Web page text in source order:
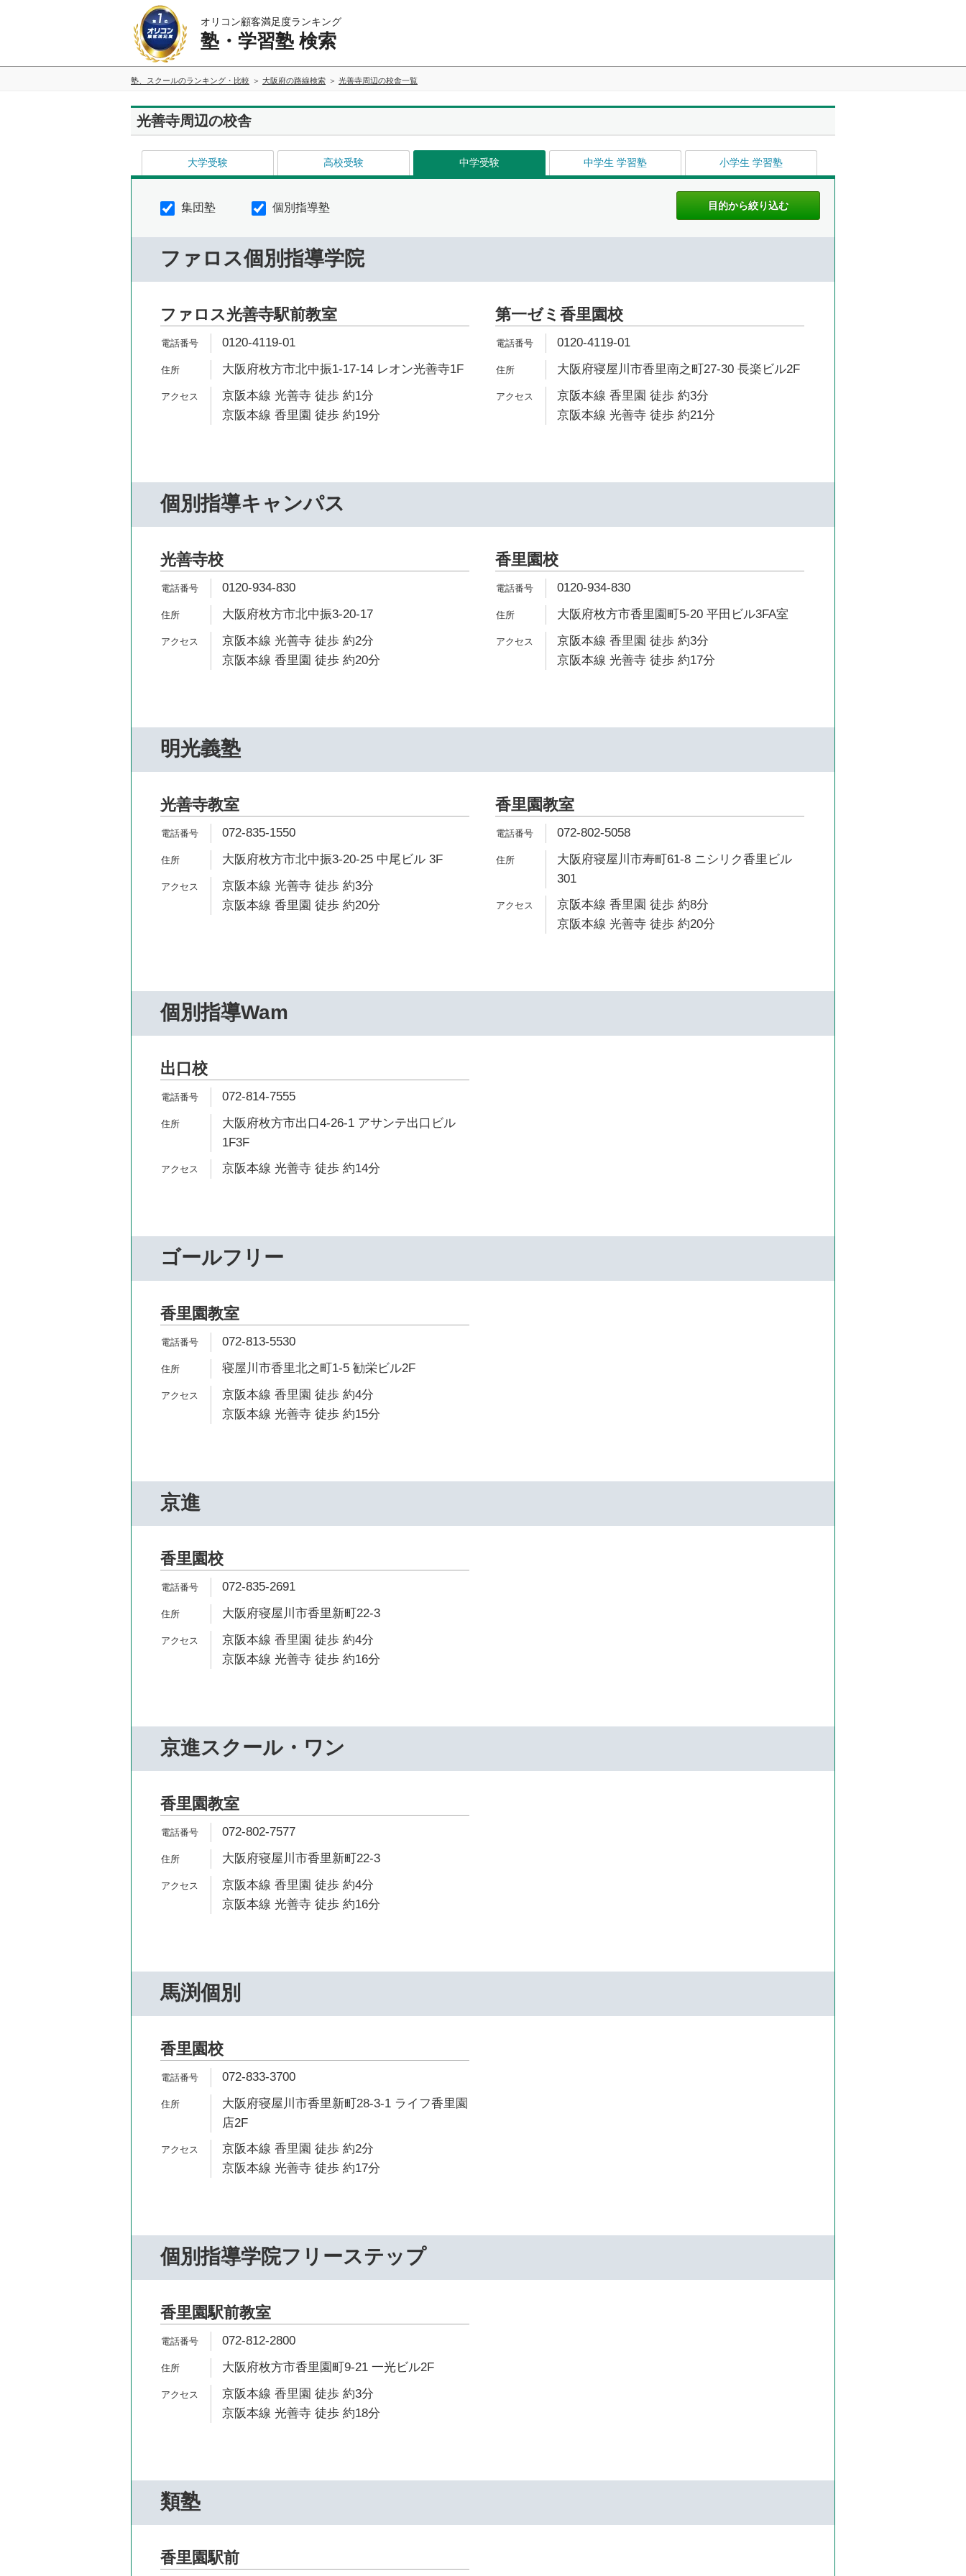
オリコン顧客満足度ランキング
塾・学習塾 検索
塾、スクールのランキング・比較 大阪府の路線検索 光善寺周辺の校舎一覧
光善寺周辺の校舎
大学受験 高校受験 中学受験 中学生 学習塾 小学生 学習塾
集団塾 個別指導塾
ファロス個別指導学院
ファロス光善寺駅前教室
0120-4119-01
大阪府枚方市北中振1-17-14 レオン光善寺1F
京阪本線 光善寺 徒歩 約1分
京阪本線 香里園 徒歩 約19分
第一ゼミ香里園校
0120-4119-01
大阪府寝屋川市香里南之町27-30 長楽ビル2F
京阪本線 香里園 徒歩 約3分
京阪本線 光善寺 徒歩 約21分
個別指導キャンパス
光善寺校
0120-934-830
大阪府枚方市北中振3-20-17
京阪本線 光善寺 徒歩 約2分
京阪本線 香里園 徒歩 約20分
香里園校
0120-934-830
大阪府枚方市香里園町5-20 平田ビル3FA室
京阪本線 香里園 徒歩 約3分
京阪本線 光善寺 徒歩 約17分
明光義塾
光善寺教室
072-835-1550
大阪府枚方市北中振3-20-25 中尾ビル 3F
京阪本線 光善寺 徒歩 約3分
京阪本線 香里園 徒歩 約20分
香里園教室
072-802-5058
大阪府寝屋川市寿町61-8 ニシリク香里ビル
301
京阪本線 香里園 徒歩 約8分
京阪本線 光善寺 徒歩 約20分
個別指導Wam
出口校
072-814-7555
大阪府枚方市出口4-26-1 アサンテ出口ビル
1F3F
京阪本線 光善寺 徒歩 約14分
ゴールフリー
香里園教室
072-813-5530
寝屋川市香里北之町1-5 勧栄ビル2F
京阪本線 香里園 徒歩 約4分
京阪本線 光善寺 徒歩 約15分
京進
香里園校
072-835-2691
大阪府寝屋川市香里新町22-3
京阪本線 香里園 徒歩 約4分
京阪本線 光善寺 徒歩 約16分
京進スクール・ワン
香里園教室
072-802-7577
大阪府寝屋川市香里新町22-3
京阪本線 香里園 徒歩 約4分
京阪本線 光善寺 徒歩 約16分
馬渕個別
香里園校
072-833-3700
大阪府寝屋川市香里新町28-3-1 ライフ香里園
店2F
京阪本線 香里園 徒歩 約2分
京阪本線 光善寺 徒歩 約17分
個別指導学院フリーステップ
香里園駅前教室
072-812-2800
大阪府枚方市香里園町9-21 一光ビル2F
京阪本線 香里園 徒歩 約3分
京阪本線 光善寺 徒歩 約18分
類塾
香里園駅前